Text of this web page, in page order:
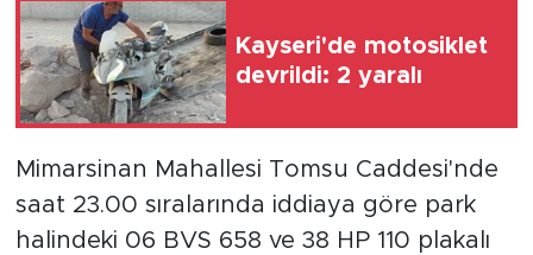
Kayseri'de motosiklet
devrildi: 2 yaralı
Mimarsinan Mahallesi Tomsu Caddesi'nde
saat 23.00 sıralarında iddiaya göre park
halindeki 06 BVS 658 ve 38 HP 110 plakalı